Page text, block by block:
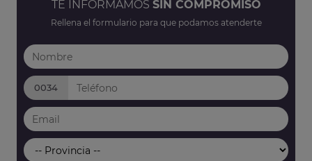
TE INFORMAMOS SIN COMPROMISO
Rellena el formulario para que podamos atenderte
0034